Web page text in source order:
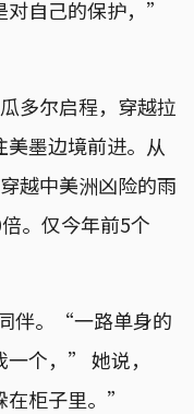
自己的保护，”
多尔启程，穿越拉
墨边境前进。从
越中美洲凶险的雨
。仅今年前5个
伴。“一路单身的
个，” 她说，
柜子里。”